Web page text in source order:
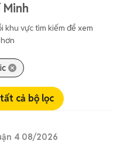
Minh
vực tìm kiếm để xem
cả bộ lọc
4 08/2026